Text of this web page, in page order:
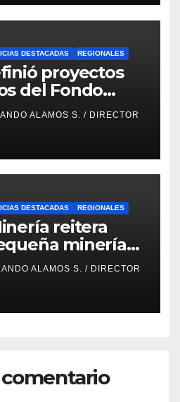
DESTACADAS REGIONALES
proyectos
del Fondo
de Nueva
ALAMOS S. / DIRECTOR
DESTACADAS REGIONALES
reitera
minería
PAMMA
2026
ALAMOS S. / DIRECTOR